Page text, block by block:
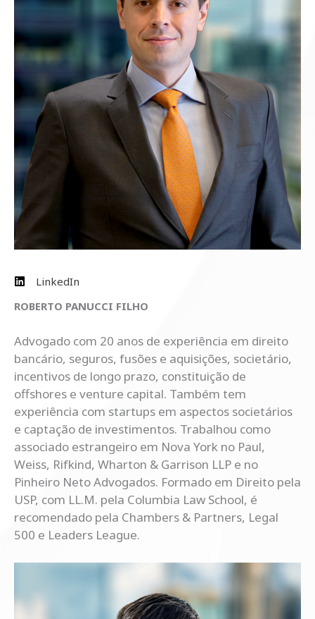
LinkedIn
ROBERTO PANUCCI FILHO
Advogado com 20 anos de experiência em direito
bancário, seguros, fusões e aquisições, societário,
incentivos de longo prazo, constituição de
offshores e venture capital. Também tem
experiência com startups em aspectos societários
e captação de investimentos. Trabalhou como
associado estrangeiro em Nova York no Paul,
Weiss, Rifkind, Wharton & Garrison LLP e no
Pinheiro Neto Advogados. Formado em Direito pela
USP, com LL.M. pela Columbia Law School, é
recomendado pela Chambers & Partners, Legal
500 e Leaders League.